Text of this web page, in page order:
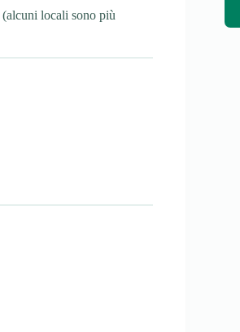
(alcuni locali sono più